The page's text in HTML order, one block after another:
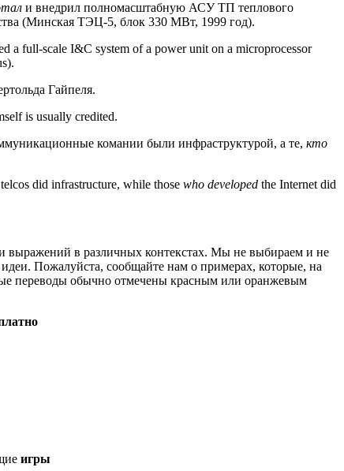
и внедрил полномасштабную АСУ ТП теплового
(Минская ТЭЦ-5, блок 330 МВт, 1999 год).
a full-scale I&C system of a power unit on a microprocessor
Гайпеля.
is usually credited.
комании были инфраструктурой, а те, кто
did infrastructure, while those who developed the Internet did
выражений в различных контекстах. Мы не выбираем и не
Пожалуйста, сообщайте нам о примерах, которые, на
переводы обычно отмечены красным или оранжевым
игры